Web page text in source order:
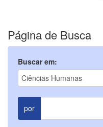
Página de Busca
Buscar em:
por